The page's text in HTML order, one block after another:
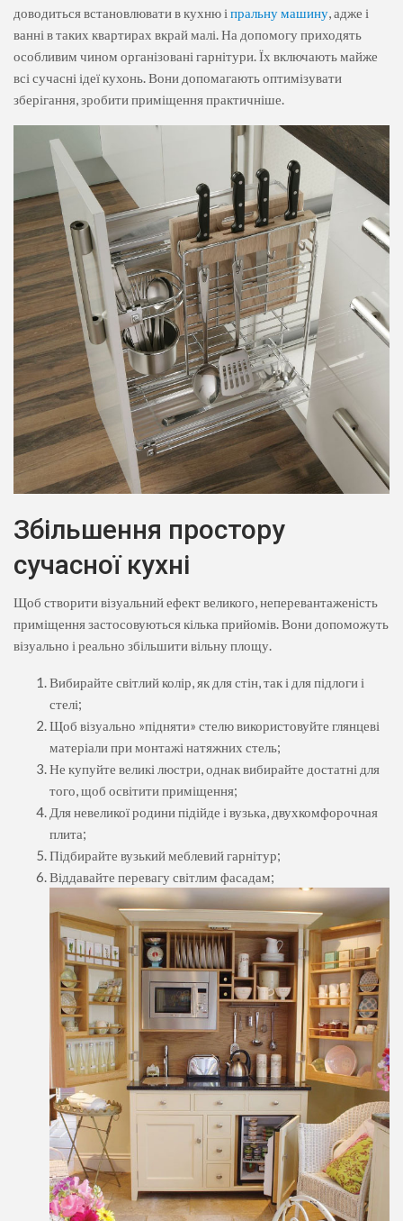
доводиться встановлювати в кухню і пральну машину, адже і
ванні в таких квартирах вкрай малі. На допомогу приходять
особливим чином організовані гарнітури. Їх включають майже
всі сучасні ідеї кухонь. Вони допомагають оптимізувати
зберігання, зробити приміщення практичніше.
Збільшення простору
сучасної кухні
Щоб створити візуальний ефект великого, неперевантаженість
приміщення застосовуються кілька прийомів. Вони допоможуть
візуально і реально збільшити вільну площу.
Вибирайте світлий колір, як для стін, так і для підлоги і
стелі;
Щоб візуально »підняти» стелю використовуйте глянцеві
матеріали при монтажі натяжних стель;
Не купуйте великі люстри, однак вибирайте достатні для
того, щоб освітити приміщення;
Для невеликої родини підійде і вузька, двухкомфорочная
плита;
Підбирайте вузький меблевий гарнітур;
Віддавайте перевагу світлим фасадам;